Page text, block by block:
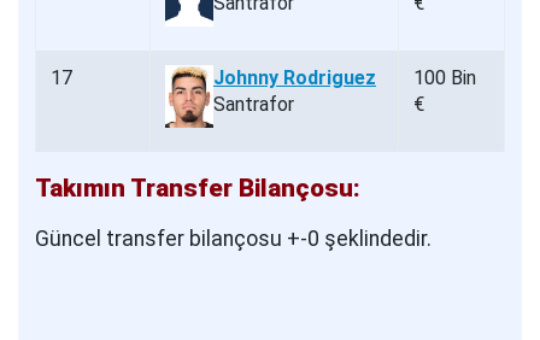
17
Johnny Rodriguez
Santrafor
100 Bin
€
Takımın Transfer Bilançosu:
Güncel transfer bilançosu +-0 şeklindedir.